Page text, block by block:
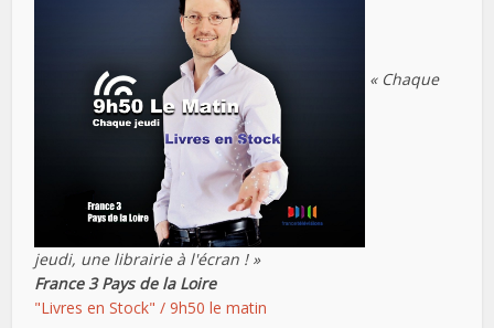
« Chaque
jeudi, une librairie à l'écran ! »
France 3 Pays de la Loire
"Livres en Stock" / 9h50 le matin